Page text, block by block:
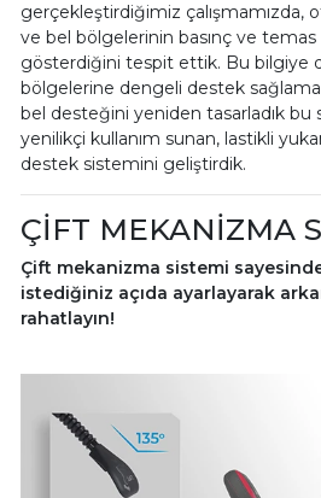
gerçekleştirdiğimiz çalışmamızda,
ve bel bölgelerinin basınç ve temas
gösterdiğini tespit ettik. Bu bilgiye
bölgelerine dengeli destek
bel desteğini yeniden tasarladık bu
yenilikçi kullanım sunan, lastikli
destek sistemini geliştirdik.
ÇİFT MEKANİZMA
Çift mekanizma sistemi
istediğiniz açıda ayarlayarak
rahatlayın!